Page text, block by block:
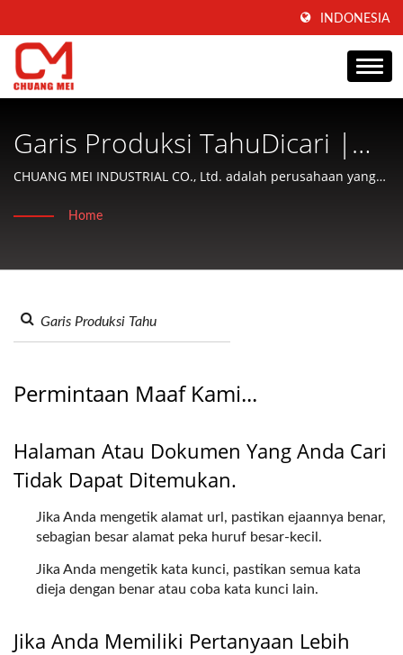
INDONESIA
Garis Produksi TahuDicari |
Produsen Mesin & Peralatan
Pengolahan Makanan Berbasis
CHUANG MEI INDUSTRIAL CO., Ltd. adalah perusahaan yang
makanan akuatik serta menawarkan layanan yang ramah
Home
Permintaan Maaf Kami...
Halaman Atau Dokumen Yang Anda Cari
Tidak Dapat Ditemukan.
Jika Anda mengetik alamat url, pastikan ejaannya benar,
sebagian besar alamat peka huruf besar-kecil.
Jika Anda mengetik kata kunci, pastikan semua kata
dieja dengan benar atau coba kata kunci lain.
Jika Anda Memiliki Pertanyaan Lebih